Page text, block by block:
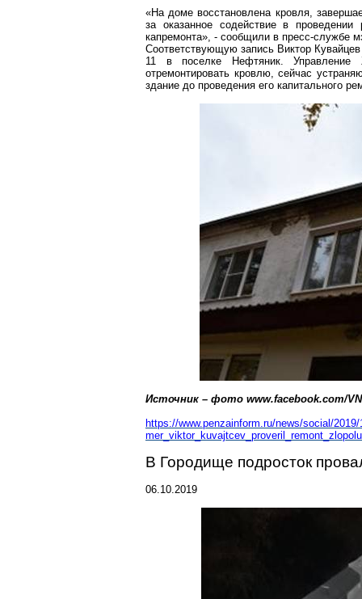
«На доме восстановлена кровля,
за оказанное содействие в
капремонта», - сообщили в пресс-службе
Соответствующую запись Виктор Кувайцев
11 в поселке Нефтяник. Управление
отремонтировать кровлю, сейчас
здание до проведения его капитального
Источник – фото www.facebook.com/
https://www.penzainform.ru/news/social/
mer_viktor_kuvajtcev_proveril_remont_zlopo
В Городище подросток
06.10.2019